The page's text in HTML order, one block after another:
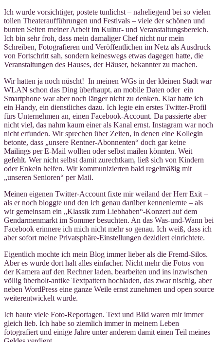
Ich wurde vorsichtiger, postete tunlichst – naheliegend bei so vielen
tollen Theateraufführungen und Festivals – viele der schönen und
bunten Seiten meiner Arbeit im Kultur- und Veranstaltungsbereich.
Ich bin sehr froh, dass mein damaliger Chef nicht nur mein
Schreiben, Fotografieren und Veröffentlichen im Netz als Ausdruck
von Fortschritt sah, sondern keineswegs etwas dagegen hatte, die
Veranstaltungen des Hauses, der Häuser, bekannter zu machen.
Wir hatten ja noch nüscht! In meinen WGs in der kleinen Stadt war
WLAN schon das Ding überhaupt, an mobile Daten oder ein
Smartphone war aber noch länger nicht zu denken. Klar hatte ich
ein Handy, ein dienstliches dazu. Ich legte ein erstes Twitter-Profil
fürs Unternehmen an, einen Facebook-Account. Da passierte aber
nicht viel, das nahm kaum einer als Kanal ernst. Instagram war noch
nicht erfunden. Wir sprechen über Zeiten, in denen eine Kollegin
betonte, dass „unsere Rentner-Abonnenten“ doch gar keine
Mailings per E-Mail wollten oder selbst mailen könnten. Weit
gefehlt. Wer nicht selbst damit zurechtkam, ließ sich von Kindern
oder Enkeln helfen. Wir kommunizierten bald regelmäßig mit
„unseren Senioren“ per Mail.
Meinen eigenen Twitter-Account fixte mir weiland der Herr Exit –
als er noch bloggte und den ich genau darüber kennenlernte – als
wir gemeinsam ein „Klassik zum Liebhaben“-Konzert auf dem
Gendarmenmarkt im Sommer besuchten. An das Was-und-Wann bei
Facebook erinnere ich mich nicht mehr so genau. Ich weiß, dass ich
aber sofort meine Privatsphäre-Einstellungen dezidiert einrichtete.
Eigentlich mochte ich mein Blog immer lieber als die Fremd-Silos.
Aber es wurde dort halt alles einfacher. Nicht mehr die Fotos von
der Kamera auf den Rechner laden, bearbeiten und ins inzwischen
völlig überholt-antike Textpattern hochladen, das zwar nischig, aber
neben WordPress eine ganze Weile ernst zunehmen und open source
weiterentwickelt wurde.
Ich baute viele Foto-Reportagen. Text und Bild waren mir immer
gleich lieb. Ich habe so ziemlich immer in meinem Leben
fotografiert und einige Jahre unter anderem damit einen Teil meines